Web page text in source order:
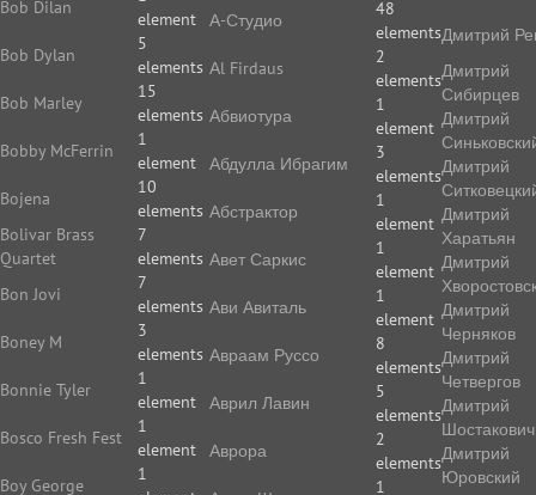
Bob Dilan
element
Bob Dylan
5
elements
Bob Marley
15
elements
Bobby McFerrin
1
element
Bojena
10
elements
Bolivar Brass
Quartet
7
elements
Bon Jovi
7
elements
Boney M
3
elements
Bonnie Tyler
1
element
Bosco Fresh Fest
1
element
Boy George
1
А-Студио
48
elements
Аl Firdaus
2
elements
Абвиотура
1
element
Абдулла Ибрагим
3
elements
Абстрактор
1
element
Авет Саркис
1
element
Ави Авиталь
1
element
Авраам Руссо
8
elements
Аврил Лавин
5
elements
Аврора
2
elements
1
Дмитрий
Дмитрий
Сибирцев
Дмитрий
Дмитрий
Дмитрий
Харатьян
Дмитрий
Дмитрий
Черняков
Дмитрий
Четвергов
Дмитрий
Шостакович
Дмитрий
Юровский